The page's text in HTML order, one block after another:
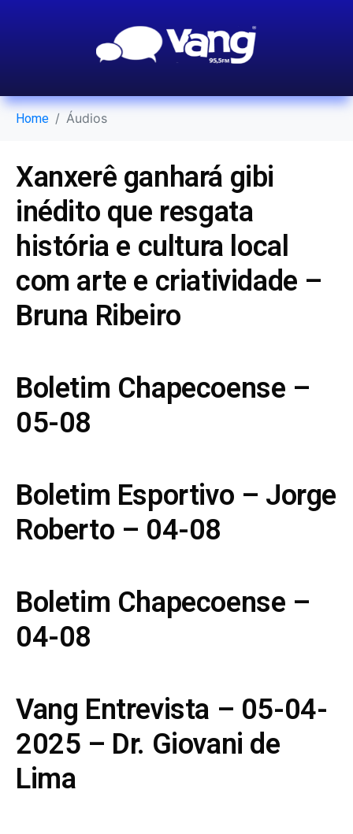
Home Áudios
Xanxerê ganhará gibi
inédito que resgata
história e cultura local
com arte e criatividade –
Bruna Ribeiro
Boletim Chapecoense –
05-08
Boletim Esportivo – Jorge
Roberto – 04-08
Boletim Chapecoense –
04-08
Vang Entrevista – 05-04-
2025 – Dr. Giovani de
Lima